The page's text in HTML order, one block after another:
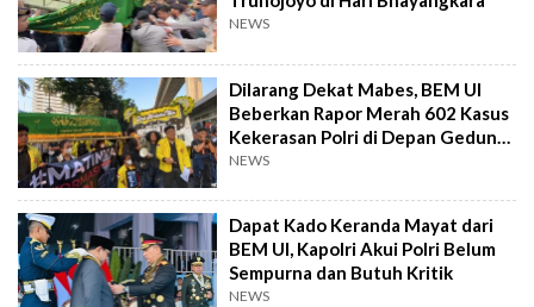
NEWS
Dilarang Dekat Mabes, BEM UI
Beberkan Rapor Merah 602 Kasus
Kekerasan Polri di Depan Gedung
ASEAN
NEWS
Dapat Kado Keranda Mayat dari
BEM UI, Kapolri Akui Polri Belum
Sempurna dan Butuh Kritik
NEWS